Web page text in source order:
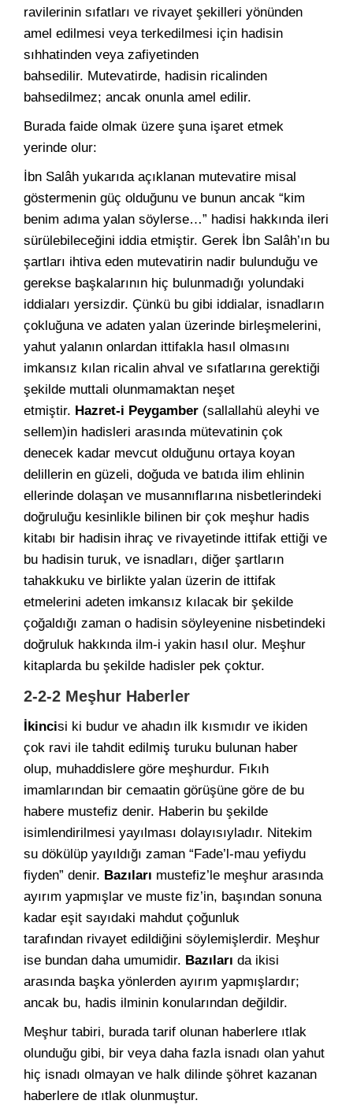
ravilerinin sıfatları ve rivayet şekilleri yönünden
amel edilmesi veya terkedilmesi için hadisin
sıhhatinden veya zafiyetinden
bahsedilir. Mutevatirde, hadisin ricalinden
bahsedilmez; ancak onunla amel edilir.
Burada faide olmak üzere şuna işaret etmek
yerinde olur:
İbn Salâh yukarıda açıklanan mutevatire misal
göstermenin güç olduğunu ve bunun ancak “kim
benim adıma yalan söylerse…” hadisi hakkında ileri
sürülebileceğini iddia etmiştir. Gerek İbn Salâh’ın bu
şartları ihtiva eden mutevatirin nadir bulunduğu ve
gerekse başkalarının hiç bulunmadığı yolundaki
iddiaları yersizdir. Çünkü bu gibi iddialar, isnadların
çokluğuna ve adaten yalan üzerinde birleşmelerini,
yahut yalanın onlardan ittifakla hasıl olmasını
imkansız kılan ricalin ahval ve sıfatlarına gerektiği
şekilde muttali olunmamaktan neşet
etmiştir. Hazret-i Peygamber (sallallahü aleyhi ve
sellem)in hadisleri arasında mütevatinin çok
denecek kadar mevcut olduğunu ortaya koyan
delillerin en güzeli, doğuda ve batıda ilim ehlinin
ellerinde dolaşan ve musannıflarına nisbetlerindeki
doğruluğu kesinlikle bilinen bir çok meşhur hadis
kitabı bir hadisin ihraç ve rivayetinde ittifak ettiği ve
bu hadisin turuk, ve isnadları, diğer şartların
tahakkuku ve birlikte yalan üzerin de ittifak
etmelerini adeten imkansız kılacak bir şekilde
çoğaldığı zaman o hadisin söyleyenine nisbetindeki
doğruluk hakkında ilm-i yakin hasıl olur. Meşhur
kitaplarda bu şekilde hadisler pek çoktur.
2-2-2 Meşhur Haberler
İkincisi ki budur ve ahadın ilk kısmıdır ve ikiden
çok ravi ile tahdit edilmiş turuku bulunan haber
olup, muhaddislere göre meşhurdur. Fıkıh
imamlarından bir cemaatin görüşüne göre de bu
habere mustefiz denir. Haberin bu şekilde
isimlendirilmesi yayılması dolayısıyladır. Nitekim
su dökülüp yayıldığı zaman “Fade’l-mau yefiydu
fiyden” denir. Bazıları mustefiz’le meşhur arasında
ayırım yapmışlar ve muste fiz’in, başından sonuna
kadar eşit sayıdaki mahdut çoğunluk
tarafından rivayet edildiğini söylemişlerdir. Meşhur
ise bundan daha umumidir. Bazıları da ikisi
arasında başka yönlerden ayırım yapmışlardır;
ancak bu, hadis ilminin konularından değildir.
Meşhur tabiri, burada tarif olunan haberlere ıtlak
olunduğu gibi, bir veya daha fazla isnadı olan yahut
hiç isnadı olmayan ve halk dilinde şöhret kazanan
haberlere de ıtlak olunmuştur.